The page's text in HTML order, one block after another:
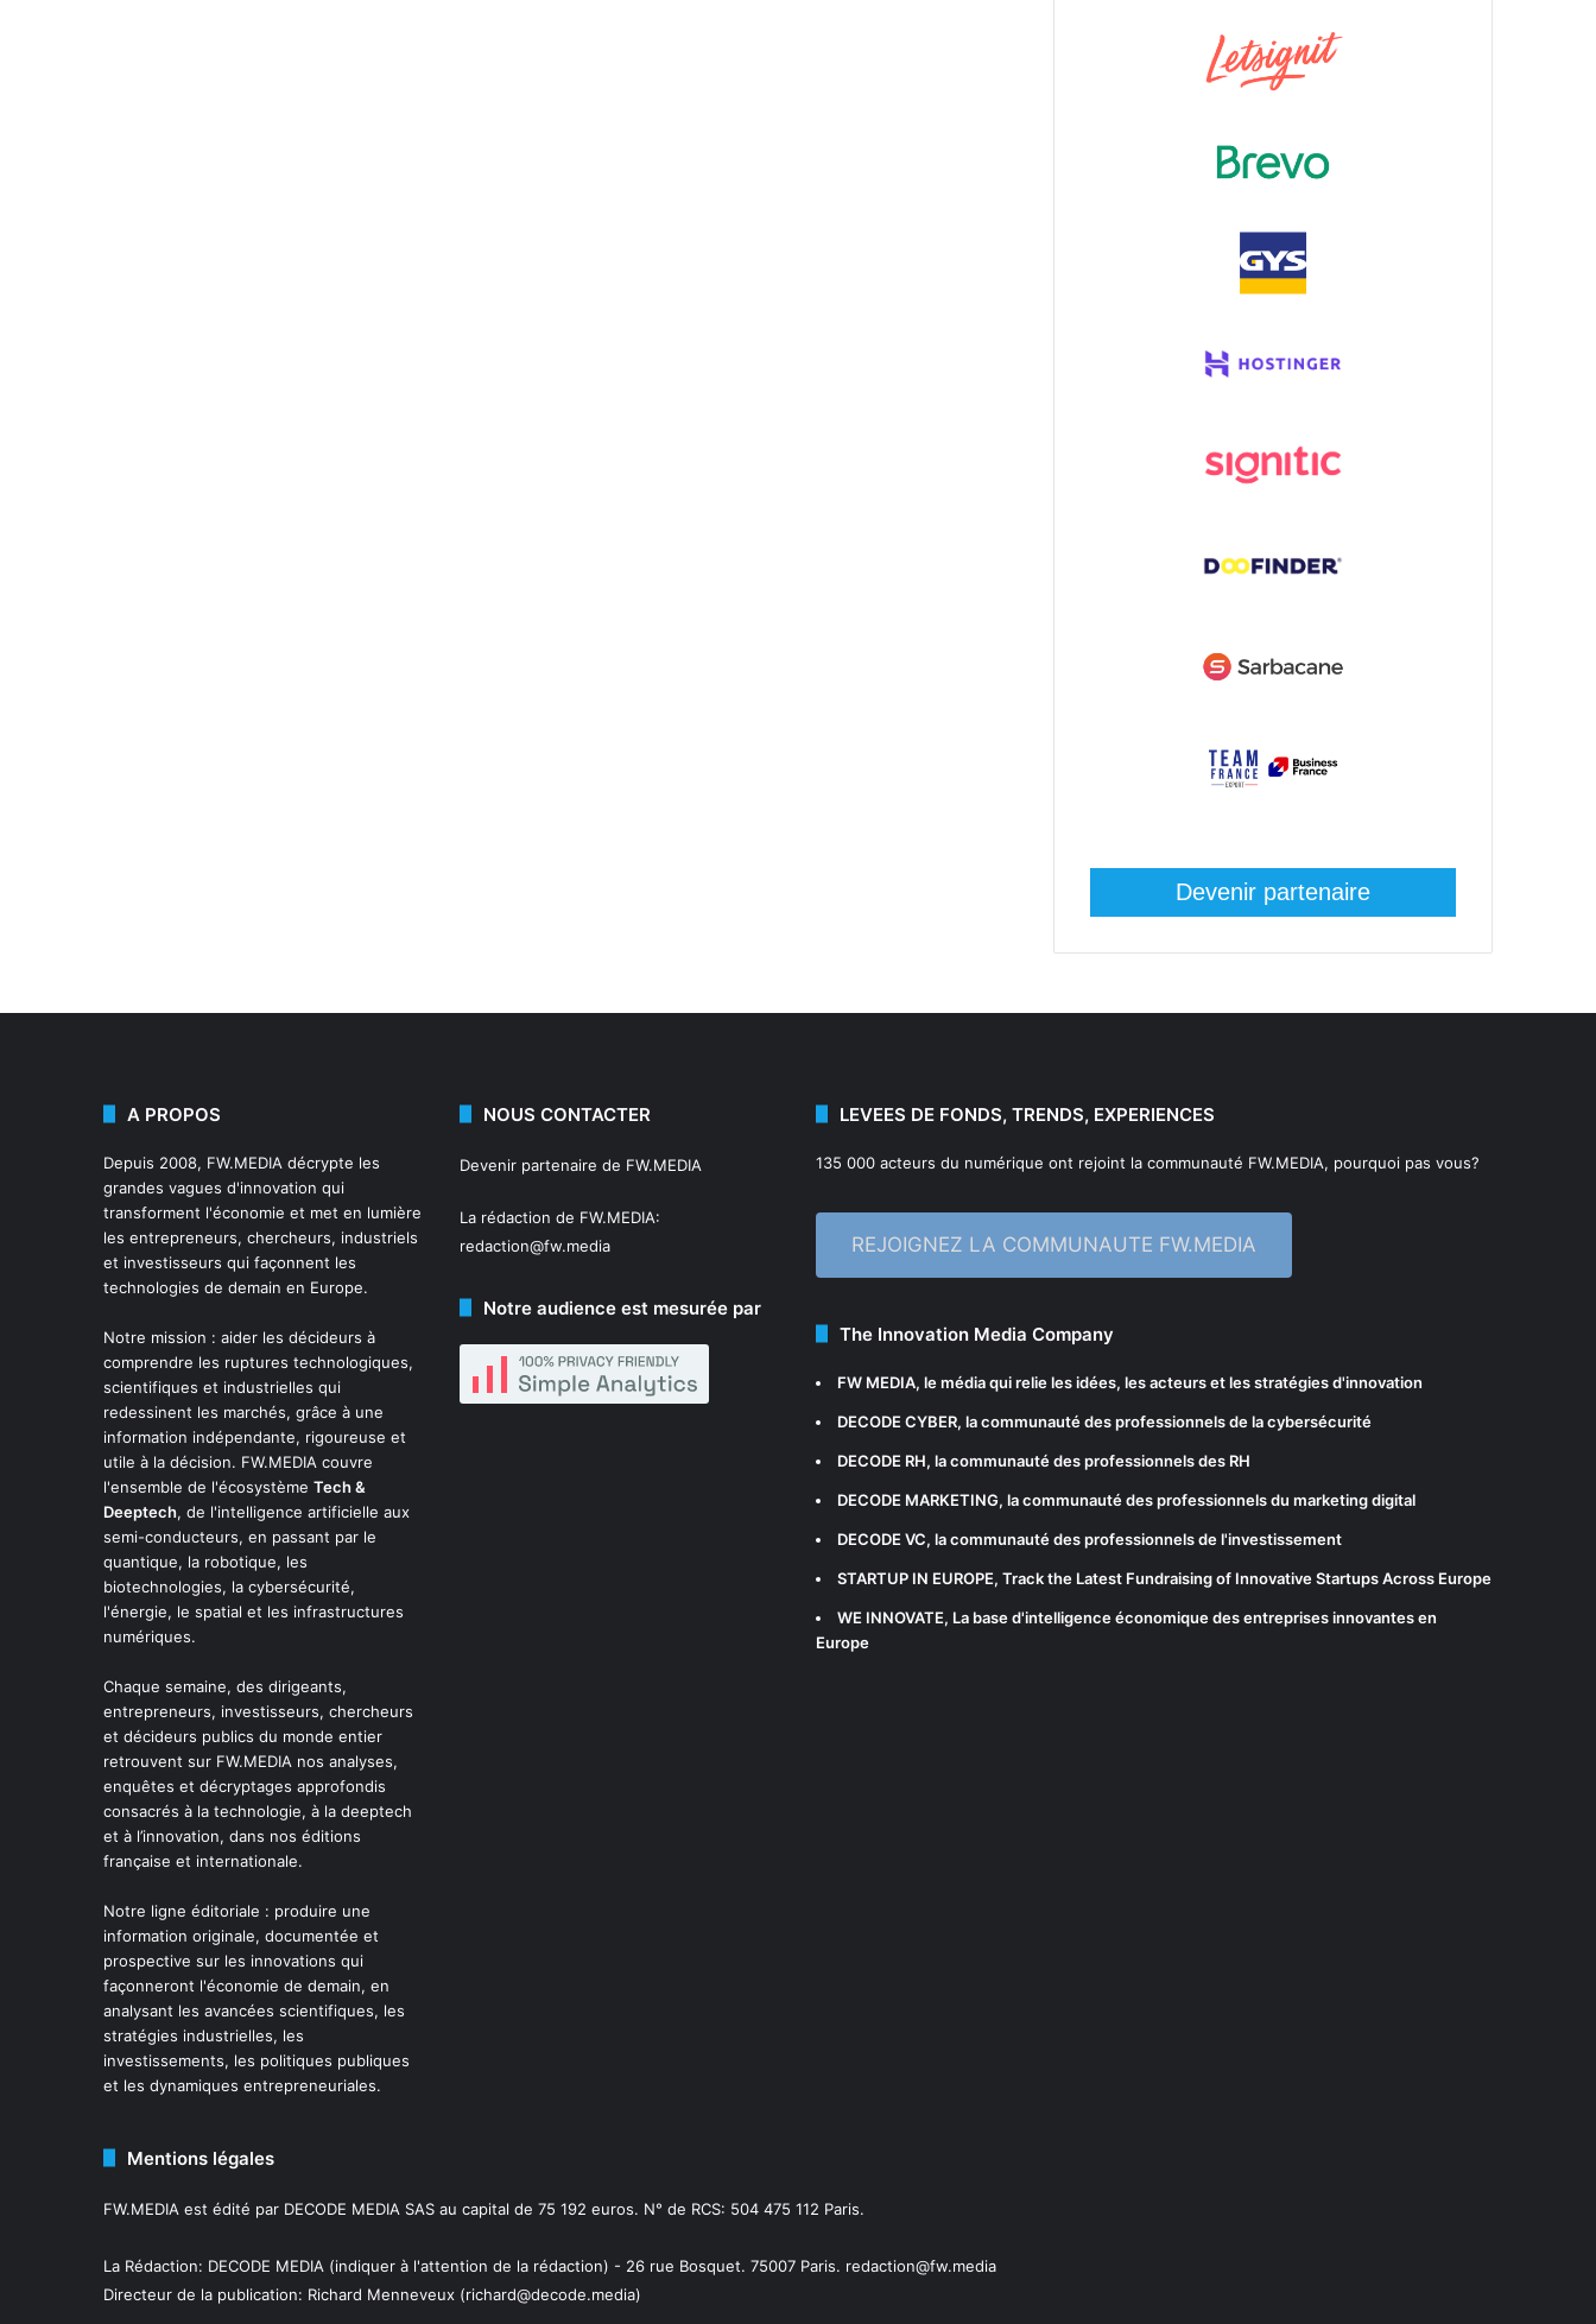
Devenir partenaire
A PROPOS
Depuis 2008, FW.MEDIA décrypte les
grandes vagues d'innovation qui
transforment l'économie et met en lumière
les entrepreneurs, chercheurs, industriels
et investisseurs qui façonnent les
technologies de demain en Europe.
Notre mission : aider les décideurs à
comprendre les ruptures technologiques,
scientifiques et industrielles qui
redessinent les marchés, grâce à une
information indépendante, rigoureuse et
utile à la décision. FW.MEDIA couvre
l'ensemble de l'écosystème Tech &
Deeptech, de l'intelligence artificielle aux
semi-conducteurs, en passant par le
quantique, la robotique, les
biotechnologies, la cybersécurité,
l'énergie, le spatial et les infrastructures
numériques.
Chaque semaine, des dirigeants,
entrepreneurs, investisseurs, chercheurs
et décideurs publics du monde entier
retrouvent sur FW.MEDIA nos analyses,
enquêtes et décryptages approfondis
consacrés à la technologie, à la deeptech
et à l’innovation, dans nos éditions
française et internationale.
Notre ligne éditoriale : produire une
information originale, documentée et
prospective sur les innovations qui
façonneront l'économie de demain, en
analysant les avancées scientifiques, les
stratégies industrielles, les
investissements, les politiques publiques
et les dynamiques entrepreneuriales.
NOUS CONTACTER
Devenir partenaire de FW.MEDIA
La rédaction de FW.MEDIA:
redaction@fw.media
Notre audience est mesurée par
LEVEES DE FONDS, TRENDS, EXPERIENCES
135 000 acteurs du numérique ont rejoint la communauté FW.MEDIA, pourquoi pas vous?
REJOIGNEZ LA COMMUNAUTE FW.MEDIA
The Innovation Media Company
FW MEDIA, le média qui relie les idées, les acteurs et les stratégies d'innovation
DECODE CYBER, la communauté des professionnels de la cybersécurité
DECODE RH, la communauté des professionnels des RH
DECODE MARKETING, la communauté des professionnels du marketing digital
DECODE VC, la communauté des professionnels de l'investissement
STARTUP IN EUROPE, Track the Latest Fundraising of Innovative Startups Across Europe
WE INNOVATE, La base d'intelligence économique des entreprises innovantes en
Europe
Mentions légales
FW.MEDIA est édité par DECODE MEDIA SAS au capital de 75 192 euros. N° de RCS: 504 475 112 Paris.
La Rédaction: DECODE MEDIA (indiquer à l'attention de la rédaction) - 26 rue Bosquet. 75007 Paris. redaction@fw.media
Directeur de la publication: Richard Menneveux (richard@decode.media)